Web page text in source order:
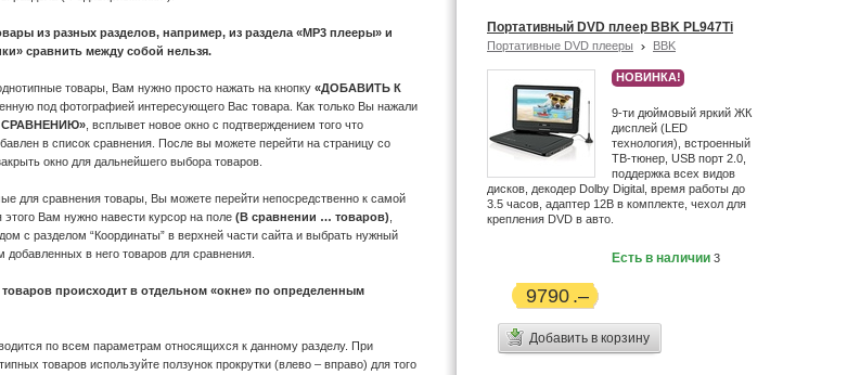
из разных разделов, например, из раздела «MP3 плееры» и
сравнить между собой нельзя.
товары, Вам нужно просто нажать на кнопку «ДОБАВИТЬ К
под фотографией интересующего Вас товара. Как только Вы нажали
, всплывет новое окно с подтверждением того что
в список сравнения. После вы можете перейти на страницу со
окно для дальнейшего выбора товаров.
для сравнения товары, Вы можете перейти непосредственно к самой
Вам нужно навести курсор на поле (В сравнении … товаров)
с разделом “Координаты” в верхней части сайта и выбрать нужный
добавленных в него товаров для сравнения.
происходит в отдельном «окне» по определенным
по всем параметрам относящихся к данному разделу. При
товаров используйте ползунок прокрутки (влево – вправо) для того
Портативный DVD плеер BBK PL947Ti
Портативные DVD плееры BBK
НОВИНКА!
9-ти дюймовый яркий ЖК
дисплей (LED
технология), встроенный
ТВ-тюнер, USB порт 2.0,
поддержка всех видов
дисков, декодер Dolby Digital, время работы до
3.5 часов, адаптер 12В в комплекте, чехол для
крепления DVD в авто.
Есть в наличии 3
9790
Добавить в корзину